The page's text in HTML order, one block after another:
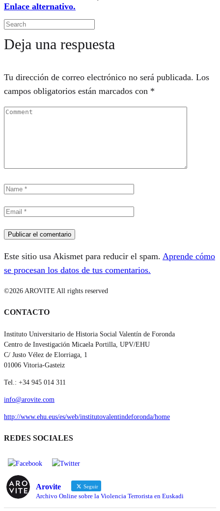
Enlace alternativo.
Deja una respuesta
Tu dirección de correo electrónico no será publicada. Los
campos obligatorios están marcados con *
Este sitio usa Akismet para reducir el spam. Aprende cómo
se procesan los datos de tus comentarios.
©2026 AROVITE All rights reserved
CONTACTO
Instituto Universitario de Historia Social Valentín de Foronda
Centro de Investigación Micaela Portilla, UPV/EHU
C/ Justo Vélez de Elorriaga, 1
01006 Vitoria-Gasteiz
Tel.: +34 945 014 311
info@arovite.com
http://www.ehu.eus/es/web/institutovalentindeforonda/home
REDES SOCIALES
Arovite Seguir
Archivo Online sobre la Violencia Terrorista en Euskadi